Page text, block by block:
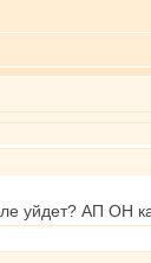
уйдет? АП ОН